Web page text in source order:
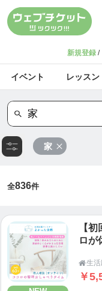
新規登録 /
イベント レッスン
家
全836件
【
ロが
進〜

￥